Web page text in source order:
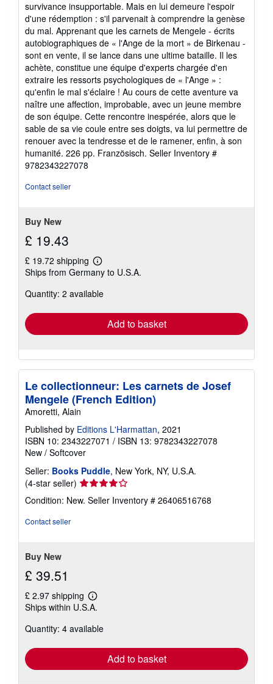
survivance insupportable. Mais en lui demeure l'espoir
d'une rédemption : s'il parvenait à comprendre la genèse
du mal. Apprenant que les carnets de Mengele - écrits
autobiographiques de « l'Ange de la mort » de Birkenau -
sont en vente, il se lance dans une ultime bataille. Il les
achète, constitue une équipe d'experts chargée d'en
extraire les ressorts psychologiques de « l'Ange » :
qu'enfin le mal s'éclaire ! Au cours de cette aventure va
naître une affection, improbable, avec un jeune membre
de son équipe. Cette rencontre inespérée, alors que le
sable de sa vie coule entre ses doigts, va lui permettre de
renouer avec la tendresse et de le ramener, enfin, à son
humanité. 226 pp. Französisch. Seller Inventory #
9782343227078
Contact seller
Buy New
£ 19.43
£ 19.72 shipping
Learn
more
shipping
Ships from Germany to U.S.A.
Quantity: 2 available
Add to basket
Le collectionneur: Les carnets de Josef
Mengele (French Edition)
Amoretti, Alain
Published by Editions L'Harmattan, 2021
ISBN 10: 2343227071 / ISBN 13: 9782343227078
New / Softcover
Seller: Books Puddle, New York, NY, U.S.A.
(4-star seller) Seller
rating
4
Condition: New. Seller Inventory # 26406516768
Contact seller
Buy New
£ 39.51
£ 2.97 shipping
Learn
more
shipping
Ships within U.S.A.
Quantity: 4 available
Add to basket